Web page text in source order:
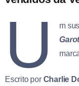
U m
Escrito por Charlie